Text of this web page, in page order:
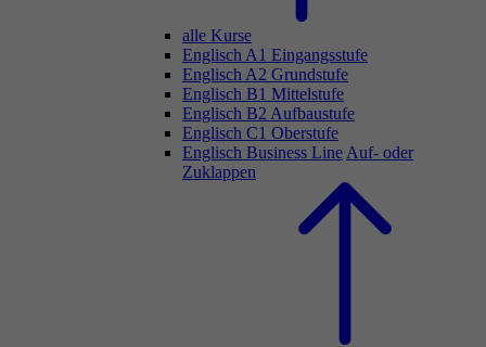
alle Kurse
Englisch A1 Eingangsstufe
Englisch A2 Grundstufe
Englisch B1 Mittelstufe
Englisch B2 Aufbaustufe
Englisch C1 Oberstufe
Englisch Business Line Auf- oder
Zuklappen